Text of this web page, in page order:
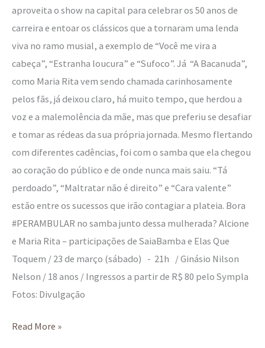
aproveita o show na capital para celebrar os 50 anos de
carreira e entoar os clássicos que a tornaram uma lenda
viva no ramo musial, a exemplo de “Você me vira a
cabeça”, “Estranha loucura” e “Sufoco”. Já “A Bacanuda”,
como Maria Rita vem sendo chamada carinhosamente
pelos fãs, já deixou claro, há muito tempo, que herdou a
voz e a malemolência da mãe, mas que preferiu se desafiar
e tomar as rédeas da sua própria jornada. Mesmo flertando
com diferentes cadências, foi com o samba que ela chegou
ao coração do público e de onde nunca mais saiu. “Tá
perdoado”, “Maltratar não é direito” e “Cara valente”
estão entre os sucessos que irão contagiar a plateia. Bora
#PERAMBULAR no samba junto dessa mulherada? Alcione
e Maria Rita – participações de SaiaBamba e Elas Que
Toquem / 23 de março (sábado) - 21h / Ginásio Nilson
Nelson / 18 anos / Ingressos a partir de R$ 80 pelo Sympla
Fotos: Divulgação
Read More »